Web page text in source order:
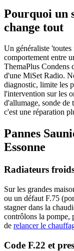
Pourquoi un
change tout
Un généraliste
comportement entre
ThemaPlus Condens
d'une MiSet Radio.
diagnostic, limite les
l'intervention sur les
d'allumage, sonde de
c'est une réparation
Pannes
Essonne
Radiateurs
Sur les grandes
ou un défaut F.75
stagner dans la
contrôlons la pompe,
de relancer le
Code F.22 et